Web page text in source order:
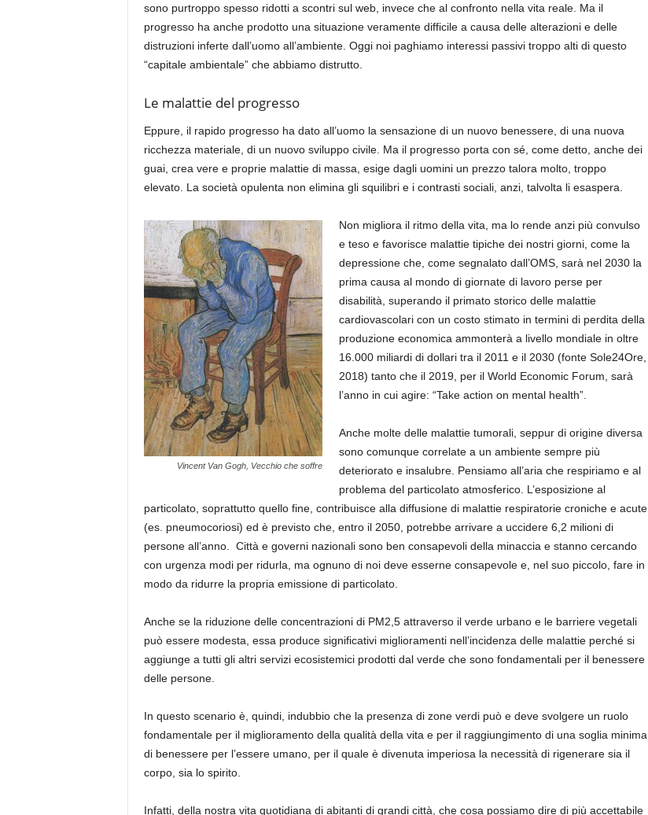
sono purtroppo spesso ridotti a scontri sul web, invece che al confronto nella vita reale. Ma il
progresso ha anche prodotto una situazione veramente difficile a causa delle alterazioni e delle
distruzioni inferte dall’uomo all’ambiente. Oggi noi paghiamo interessi passivi troppo alti di questo
“capitale ambientale” che abbiamo distrutto.
Le malattie del progresso
Eppure, il rapido progresso ha dato all’uomo la sensazione di un nuovo benessere, di una nuova
ricchezza materiale, di un nuovo sviluppo civile. Ma il progresso porta con sé, come detto, anche dei
guai, crea vere e proprie malattie di massa, esige dagli uomini un prezzo talora molto, troppo
elevato. La società opulenta non elimina gli squilibri e i contrasti sociali, anzi, talvolta li esaspera.
Vincent Van Gogh, Vecchio che soffre
Non migliora il ritmo della vita, ma lo rende anzi più convulso
e teso e favorisce malattie tipiche dei nostri giorni, come la
depressione che, come segnalato dall’OMS, sarà nel 2030 la
prima causa al mondo di giornate di lavoro perse per
disabilità, superando il primato storico delle malattie
cardiovascolari con un costo stimato in termini di perdita della
produzione economica ammonterà a livello mondiale in oltre
16.000 miliardi di dollari tra il 2011 e il 2030 (fonte Sole24Ore,
2018) tanto che il 2019, per il World Economic Forum, sarà
l’anno in cui agire: “Take action on mental health”.
Anche molte delle malattie tumorali, seppur di origine diversa
sono comunque correlate a un ambiente sempre più
deteriorato e insalubre. Pensiamo all’aria che respiriamo e al
problema del particolato atmosferico. L’esposizione al
particolato, soprattutto quello fine, contribuisce alla diffusione di malattie respiratorie croniche e acute
(es. pneumocoriosi) ed è previsto che, entro il 2050, potrebbe arrivare a uccidere 6,2 milioni di
persone all’anno. Città e governi nazionali sono ben consapevoli della minaccia e stanno cercando
con urgenza modi per ridurla, ma ognuno di noi deve esserne consapevole e, nel suo piccolo, fare in
modo da ridurre la propria emissione di particolato.
Anche se la riduzione delle concentrazioni di PM2,5attraverso il verde urbano e le barriere vegetali
può essere modesta, essa produce significativi miglioramenti nell’incidenza delle malattie perché si
aggiunge a tutti gli altri servizi ecosistemici prodotti dal verde che sono fondamentali per il benessere
delle persone.
In questo scenario è, quindi, indubbio che la presenza di zone verdi può e deve svolgere un ruolo
fondamentale per il miglioramento della qualità della vita e per il raggiungimento di una soglia minima
di benessere per l’essere umano, per il quale è divenuta imperiosa la necessità di rigenerare sia il
corpo, sia lo spirito.
Infatti, della nostra vita quotidiana di abitanti di grandi città, che cosa possiamo dire di più accettabile